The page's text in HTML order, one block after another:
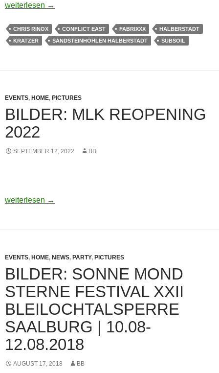
BILDER: SANDSTEINHÖHLEN REOPENING 2022 –
weiterlesen →
CHRIS RINOX CONFLICT EAST FABRIXXX
HALBERSTADT
KRATZER
SANDSTEINHÖHLEN HALBERSTADT SUBSOIL
EVENTS, HOME, PICTURES
BILDER: MLK REOPENING
2022
SEPTEMBER 12, 2022 BB
BILDER: MLK REOPENING 2022
weiterlesen →
EVENTS, HOME, NEWS, PARTY, PICTURES
BILDER: SONNE MOND
STERNE FESTIVAL XXII
BLEILOCHTALSPERRE
SAALBURG | 10.08-
12.08.2018
AUGUST 17, 2018 BB